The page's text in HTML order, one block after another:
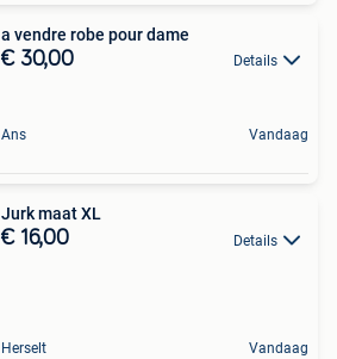
a vendre robe pour dame
€ 30,00 Details
Ans Vandaag
Jurk maat XL
€ 16,00 Details
Herselt Vandaag